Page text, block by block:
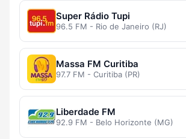
Super Rádio Tupi
96.5 FM - Rio de Janeiro (RJ)
Massa FM Curitiba
97.7 FM - Curitiba (PR)
Liberdade FM
92.9 FM - Belo Horizonte (MG)